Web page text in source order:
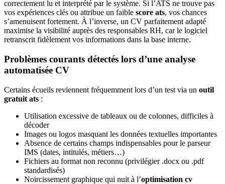
correctement lu et interprété par le système. Si l’ATS ne trouve pas
vos expériences clés ou attribue un faible score ats, vos chances
s’amenuisent fortement. À l’inverse, un CV parfaitement adapté
maximise la visibilité auprès des responsables RH, car le logiciel
retranscrit fidèlement vos informations dans la base interne.
Problèmes courants détectés lors d’une analyse
automatisée CV
Certains écueils reviennent fréquemment lors d’un test via un outil
gratuit ats :
Utilisation excessive de tableaux ou de colonnes, difficiles à
décoder
Images ou logos masquant les données textuelles importantes
Absence de certains champs indispensables pour le parseur
IMS (dates, intitulés, métiers…)
Fichiers au format non reconnu (privilégier .docx ou .pdf
standardisés)
Noircissement graphique qui nuit à l’optimisation cv